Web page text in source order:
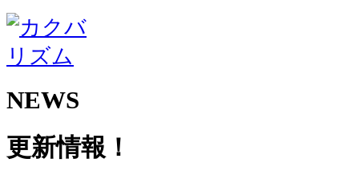
NEWS
更新情報！